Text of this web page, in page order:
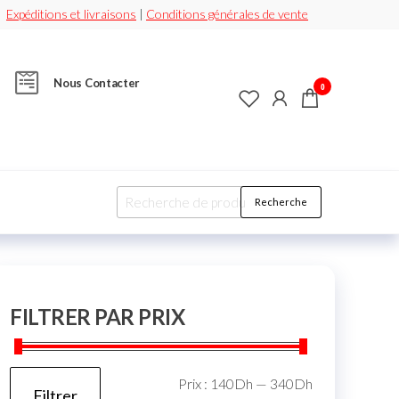
Expéditions et livraisons | Conditions générales de vente
Nous Contacter 0
Recherche
FILTRER PAR PRIX
Prix : 140Dh — 340Dh